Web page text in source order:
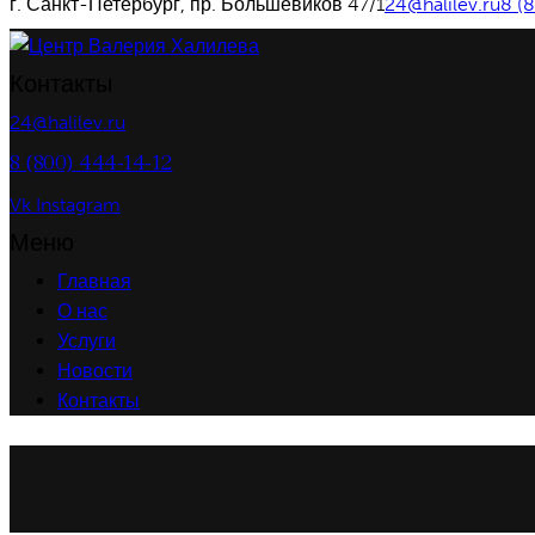
24@halilev.ru
8 (800) 444-14-12
Vk Instagram
Главная
О нас
Услуги
Новости
Контакты